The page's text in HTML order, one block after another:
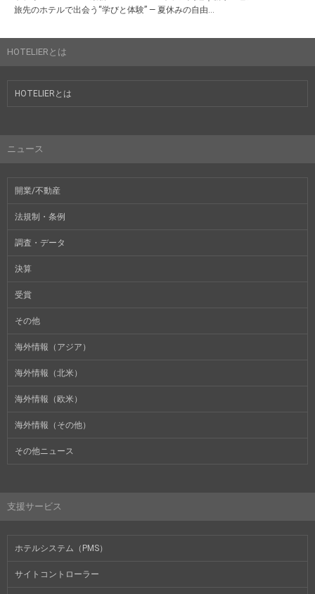
旅先のホテルで出会う“学びと体験” ― 夏休みの自由...
HOTELIERとは
HOTELIERとは
ニュース
開業/不動産
法規制・条例
調査・データ
決算
受賞
その他
海外情報（アジア）
海外情報（北米）
海外情報（欧米）
海外情報（その他）
その他ニュース
支援サービス
ホテルシステム（PMS）
サイトコントローラー